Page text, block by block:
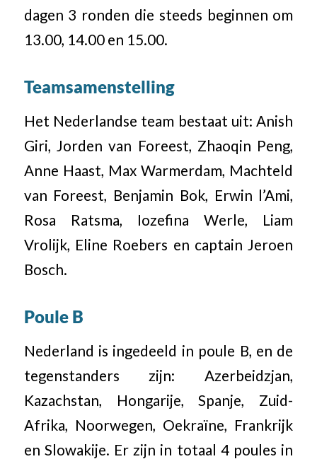
dagen 3 ronden die steeds beginnen om
13.00, 14.00 en 15.00.
Teamsamenstelling
Het Nederlandse team bestaat uit: Anish
Giri, Jorden van Foreest, Zhaoqin Peng,
Anne Haast, Max Warmerdam, Machteld
van Foreest, Benjamin Bok, Erwin l’Ami,
Rosa Ratsma, Iozefina Werle, Liam
Vrolijk, Eline Roebers en captain Jeroen
Bosch.
Poule B
Nederland is ingedeeld in poule B, en de
tegenstanders zijn: Azerbeidzjan,
Kazachstan, Hongarije, Spanje, Zuid-
Afrika, Noorwegen, Oekraïne, Frankrijk
en Slowakije. Er zijn in totaal 4 poules in